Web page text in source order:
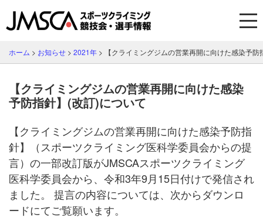
ホーム > お知らせ > 2021年 > 【クライミングジムの営業再開に向けた感染予
【クライミングジムの営業再開に向けた感染
予防指針】(改訂)について
【クライミングジムの営業再開に向けた感染予防指
針】（スポーツクライミング医科学委員会からの提
言）の一部改訂版がJMSCAスポーツクライミング
医科学委員会から、令和3年9月15日付けで発信され
ました。 提言の内容については、次からダウンロ
ードにてご覧願います。